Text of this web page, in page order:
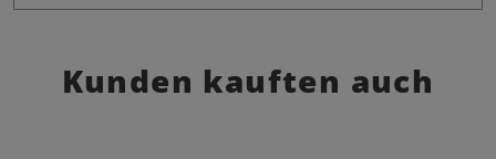
Kunden kauften auch